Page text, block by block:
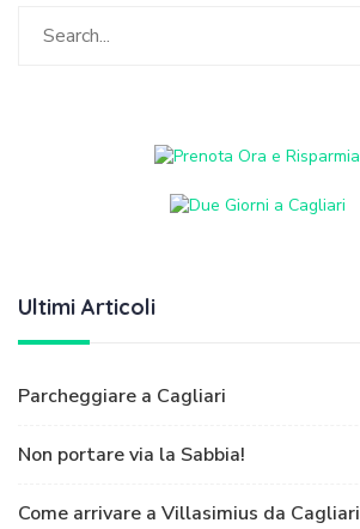
Ultimi Articoli
Parcheggiare a Cagliari
Non portare via la Sabbia!
Come arrivare a Villasimius da Cagliari